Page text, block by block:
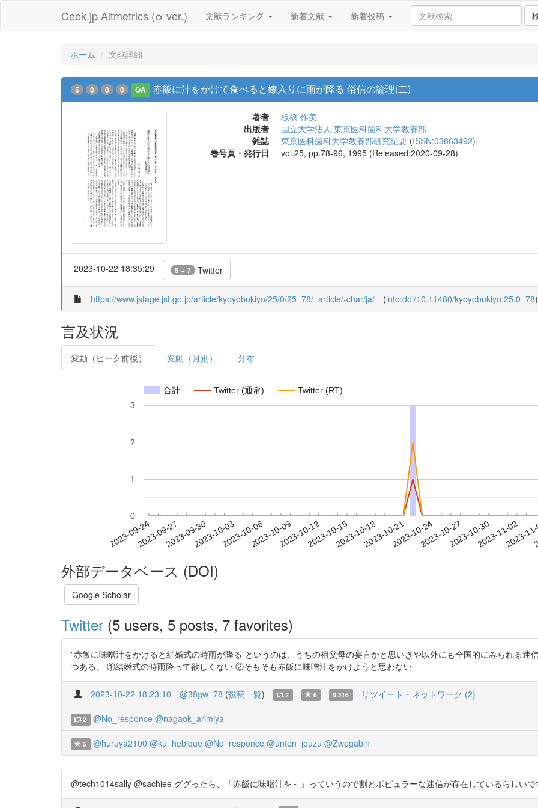
Ceek.jp Altmetrics (α ver.) 文献ランキング 新着文献 新着投稿
ホーム 文献詳細
5 0 0 0 OA 赤飯に汁をかけて食べると嫁入りに雨が降る 俗信の論理(二)
著者
板橋 作美
出版者
国立大学法人 東京医科歯科大学教養部
雑誌
東京医科歯科大学教養部研究紀要 (ISSN:03863492)
巻号頁・発行日
vol.25, pp.78-96, 1995 (Released:2020-09-28)
2023-10-22 18:35:29 5 + 7 Twitter
https://www.jstage.jst.go.jp/article/kyoyobukiyo/25/0/25_78/_article/-char/ja/ (info:doi/10.11480/kyoyobukiyo.25.0_78)
言及状況
変動（ピーク前後） 変動（月別） 分布
合計 Twitter (通常) Twitter (RT)
2023-09-242023-09-272023-09-302023-10-032023-10-062023-10-092023-10-122023-10-152023-10-182023-10-212023-10-242023-10-272023-10-302023-11-02
2023-
0
1
2
3
外部データベース (DOI)
Google Scholar
Twitter (5 users, 5 posts, 7 favorites)
"赤飯に味噌汁をかけると結婚式の時雨が降る"というのは、うちの祖父母の妄言かと思いきや以外にも全国的にみられる
つある。 ①結婚式の時雨降って欲しくない ②そもそも赤飯に味噌汁をかけようと思わない
2023-10-22 18:23:10 @38gw_78 (投稿一覧) 2 6 0.316 リツイート・ネットワーク (2)
2 @No_responce @nagaok_arimiya
5 @huruya2100 @ku_hebique @No_responce @unten_jouzu @Zwegabin
@tech1014sally @sachiee ググったら、「赤飯に味噌汁を～」っていうので割とポピュラーな迷信が存在しているらしい